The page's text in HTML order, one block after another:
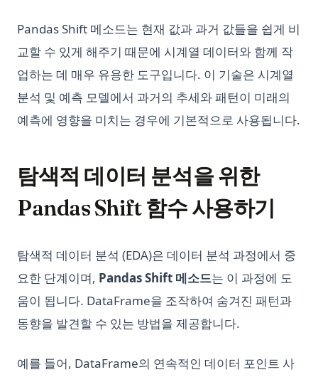
Pandas Shift 메소드는 현재 값과 과거 값들을 쉽게 비
교할 수 있게 해주기 때문에 시계열 데이터와 함께 작
업하는 데 매우 유용한 도구입니다. 이 기술은 시계열
분석 및 예측 모델에서 과거의 추세와 패턴이 미래의
예측에 영향을 미치는 경우에 기본적으로 사용됩니다.
탐색적 데이터 분석을 위한
Pandas Shift 함수 사용하기
탐색적 데이터 분석 (EDA)은 데이터 분석 과정에서 중
요한 단계이며, Pandas Shift 메소드는 이 과정에 도
움이 됩니다. DataFrame을 조작하여 숨겨진 패턴과
동향을 발견할 수 있는 방법을 제공합니다.
예를 들어, DataFrame의 연속적인 데이터 포인트 사